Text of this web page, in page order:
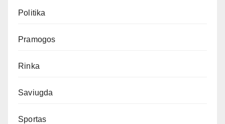
Politika
Pramogos
Rinka
Saviugda
Sportas